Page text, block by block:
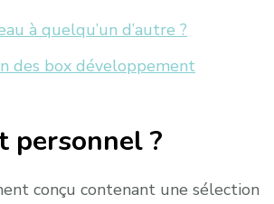
à quelqu’un d’autre ?
des box développement
personnel ?
conçu contenant une sélection